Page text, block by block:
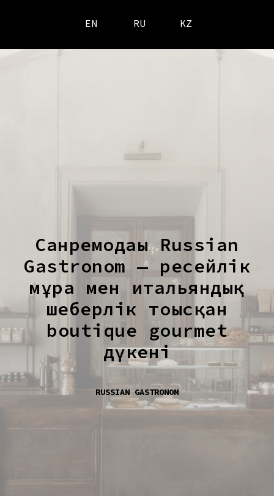
KZ
RU
EN
Санремодағы Russian
Gastronom — ресейлік
мұра мен итальяндық
шеберлік тоғысқан
boutique gourmet
дүкені
RUSSIAN GASTRONOM